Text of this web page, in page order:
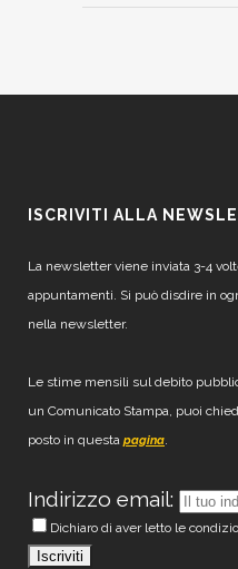
ISCRIVITI ALLA
La newsletter viene inviata 3-4
appuntamenti. Si può disdire in
nella newsletter.
Le stime mensili sul debito
un Comunicato Stampa, puoi
posto in questa pagina.
Indirizzo email:
Dichiaro di aver letto le